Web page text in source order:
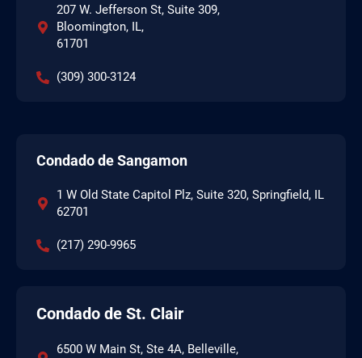
207 W. Jefferson St, Suite 309,
Bloomington, IL,
61701
(309) 300-3124
Condado de Sangamon
1 W Old State Capitol Plz, Suite 320, Springfield, IL
62701
(217) 290-9965
Condado de St. Clair
6500 W Main St, Ste 4A, Belleville,